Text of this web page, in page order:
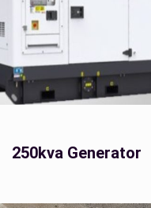
250kva Generator